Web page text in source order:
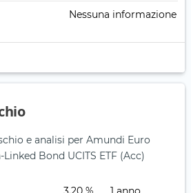
Nessuna informazione
e analisi per Amundi Euro
Bond UCITS ETF (Acc)